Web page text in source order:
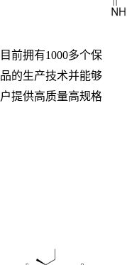
前拥有1000多个保
的生产技术并能够
提供高质量高规格